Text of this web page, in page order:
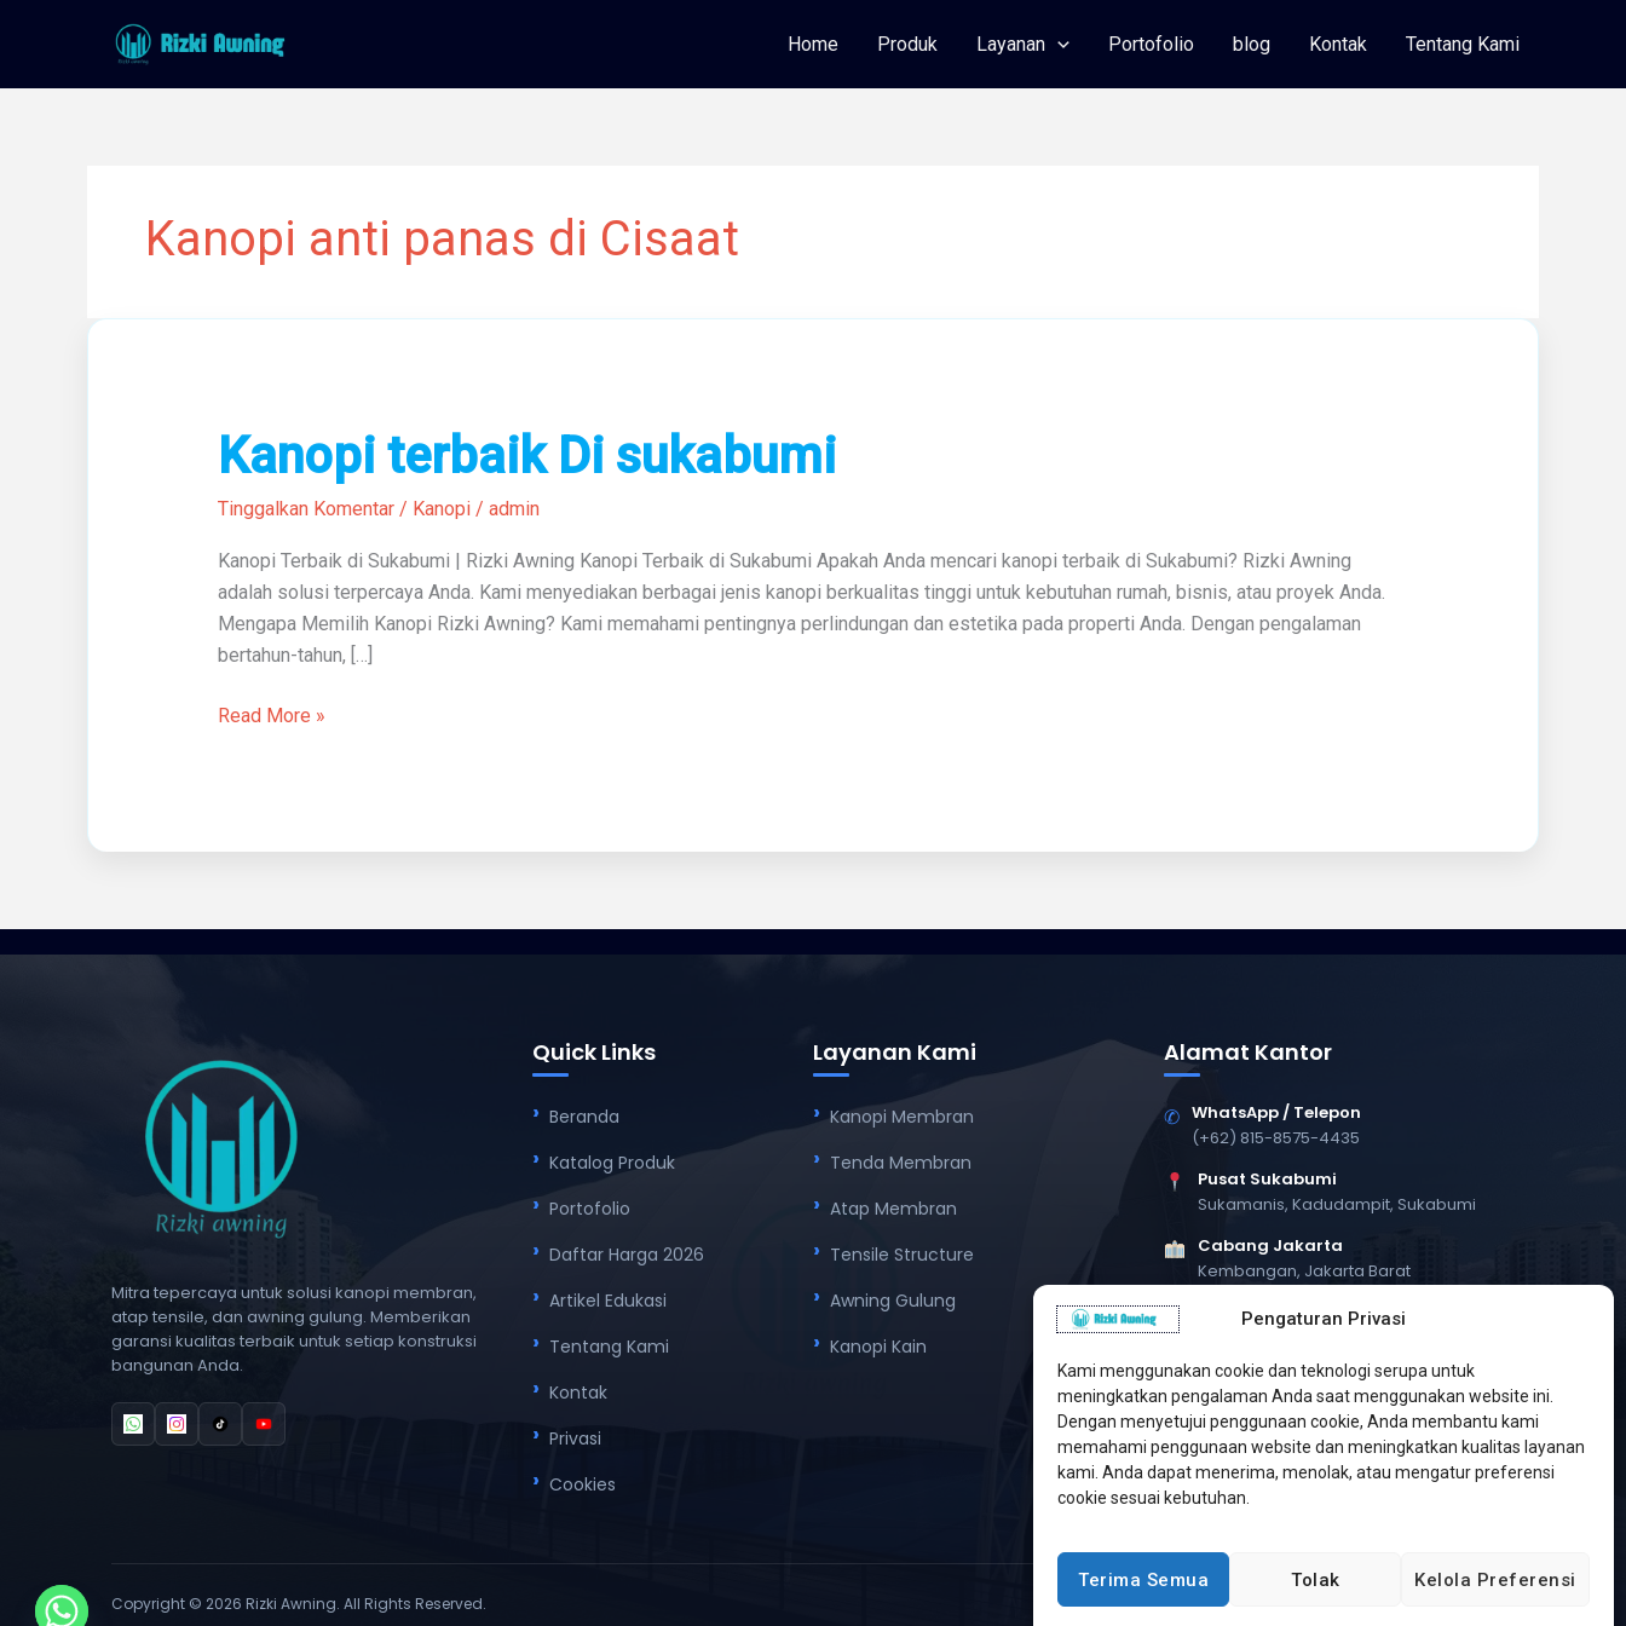
Pengaturan Privasi
Kami menggunakan cookie dan teknologi serupa untuk
meningkatkan pengalaman Anda saat menggunakan website ini.
Dengan menyetujui penggunaan cookie, Anda membantu kami
memahami penggunaan website dan meningkatkan kualitas layanan
kami. Anda dapat menerima, menolak, atau mengatur preferensi
cookie sesuai kebutuhan.
Terima Semua Tolak Kelola Preferensi
Home Produk Layanan Portofolio blog Kontak Tentang Kami
Kanopi anti panas di Cisaat
Kanopi terbaik Di sukabumi
Tinggalkan Komentar / Kanopi/ admin
Kanopi Terbaik di Sukabumi | Rizki Awning Kanopi Terbaik di Sukabumi Apakah Anda mencari kanopi terbaik di Sukabumi? Rizki Awning
adalah solusi terpercaya Anda. Kami menyediakan berbagai jenis kanopi berkualitas tinggi untuk kebutuhan rumah, bisnis, atau proyek Anda.
Mengapa Memilih Kanopi Rizki Awning? Kami memahami pentingnya perlindungan dan estetika pada properti Anda. Dengan pengalaman
bertahun-tahun, […]
Kanopi
terbaik
Di
Read More »
Mitra tepercaya untuk solusi kanopi membran,
atap tensile, dan awning gulung. Memberikan
garansi kualitas terbaik untuk setiap konstruksi
bangunan Anda.
Quick Links
Beranda
Katalog Produk
Portofolio
Daftar Harga 2026
Artikel Edukasi
Tentang Kami
Kontak
Privasi
Cookies
Layanan Kami
Kanopi Membran
Tenda Membran
Atap Membran
Tensile Structure
Awning Gulung
Kanopi Kain
Alamat Kantor
✆ WhatsApp / Telepon
(+62) 815-8575-4435
Pusat Sukabumi
Sukamanis, Kadudampit, Sukabumi
Cabang Jakarta
Kembangan, Jakarta Barat
Workshop Bintaro
Copyright © 2026 Rizki Awning. All Rights Reserved.